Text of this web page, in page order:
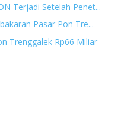
Terjadi Setelah Penet...
Pasar Pon Tre...
Trenggalek Rp66 Miliar